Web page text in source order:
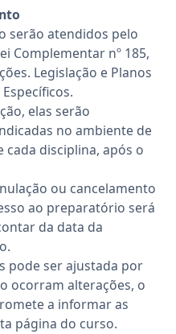
serão atendidos pelo
Complementar nº 185,
Legislação e Planos
elas serão
no ambiente de
cada disciplina, após o
ou cancelamento
ao preparatório será
da data da
pode ser ajustada por
ocorram alterações, o
a informar as
página do curso.